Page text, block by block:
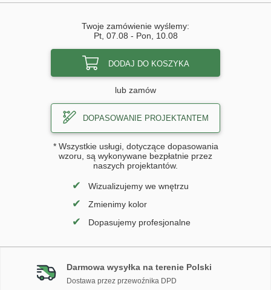
Twoje zamówienie wyślemy:
Pt, 07.08 - Pon, 10.08
DODAJ DO KOSZYKA
lub zamów
DOPASOWANIE PROJEKTANTEM
* Wszystkie usługi, dotyczące dopasowania
wzoru, są wykonywane bezpłatnie przez
naszych projektantów.
✔ Wizualizujemy we wnętrzu
✔ Zmienimy kolor
✔ Dopasujemy profesjonalne
Darmowa wysyłka na terenie Polski
Dostawa przez przewoźnika DPD